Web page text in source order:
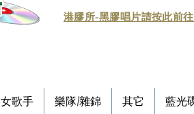
港膠所-黑膠唱片請按此前
女歌手 樂隊/雜錦 其它 藍光